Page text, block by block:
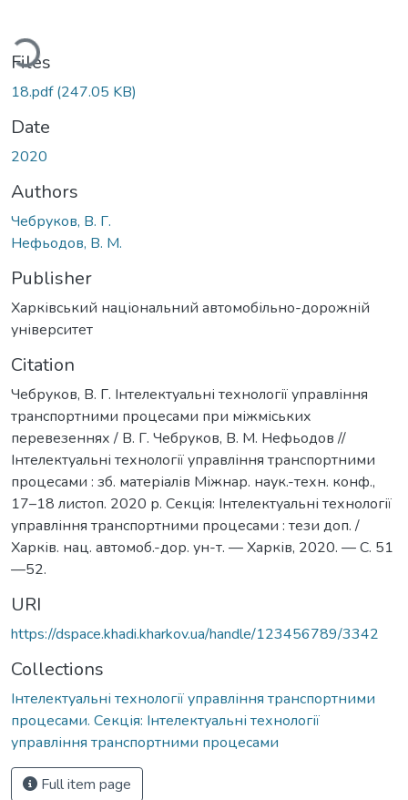
Files
18.pdf(247.05 KB)
Date
2020
Authors
Чебруков, В. Г.
Нефьодов, В. М.
Publisher
Харківський національний автомобільно-дорожній
університет
Citation
Чебруков, В. Г. Інтелектуальні технології управління
транспортними процесами при міжміських
перевезеннях / В. Г. Чебруков, В. М. Нефьодов //
Інтелектуальні технології управління транспортними
процесами : зб. матеріалів Міжнар. наук.-техн. конф.,
17–18 листоп. 2020 р. Секція: Інтелектуальні технології
управління транспортними процесами : тези доп. /
Харків. нац. автомоб.-дор. ун-т. — Харків, 2020. — С. 51
—52.
URI
https://dspace.khadi.kharkov.ua/handle/123456789/3342
Collections
Інтелектуальні технології управління транспортними
процесами. Секція: Інтелектуальні технології
управління транспортними процесами
Full item page